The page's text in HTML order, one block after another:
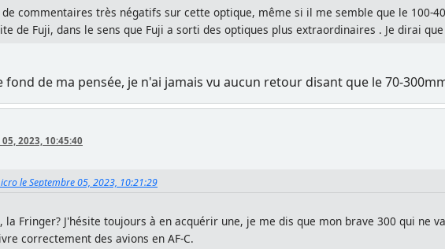
de commentaires très négatifs sur cette optique, même si il me semble que le 100-
de Fuji, dans le sens que Fuji a sorti des optiques plus extraordinaires . Je dirai
fond de ma pensée, je n'ai jamais vu aucun retour disant que le 70-
2023, 10:45:40
le Septembre 05, 2023, 10:21:29
la Fringer? J'hésite toujours à en acquérir une, je me dis que mon brave 300 qui ne
correctement des avions en AF-C.